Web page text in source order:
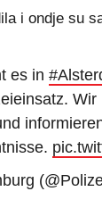
i ondje su
es in